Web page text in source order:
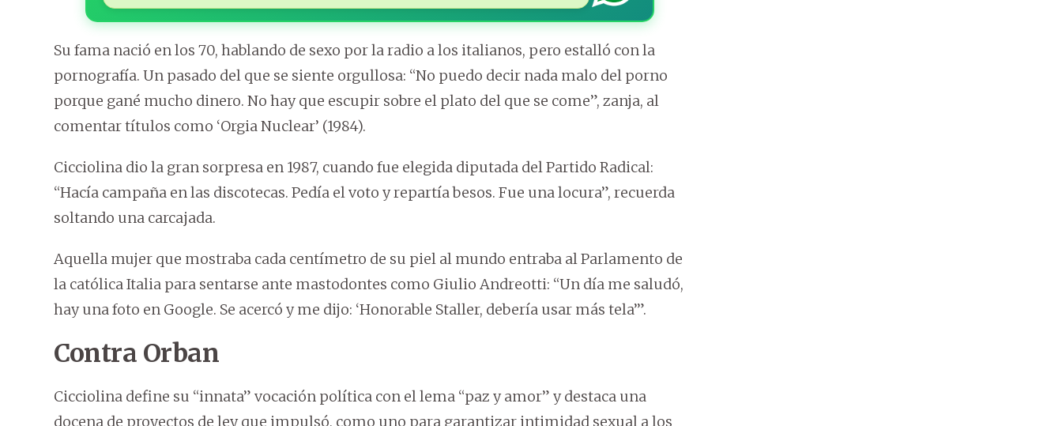
Su fama nació en los 70, hablando de sexo por la radio a los italianos, pero estalló con la
pornografía. Un pasado del que se siente orgullosa: “No puedo decir nada malo del porno
porque gané mucho dinero. No hay que escupir sobre el plato del que se come”, zanja, al
comentar títulos como ‘Orgia Nuclear’ (1984).
Cicciolina dio la gran sorpresa en 1987, cuando fue elegida diputada del Partido Radical:
“Hacía campaña en las discotecas. Pedía el voto y repartía besos. Fue una locura”, recuerda
soltando una carcajada.
Aquella mujer que mostraba cada centímetro de su piel al mundo entraba al Parlamento de
la católica Italia para sentarse ante mastodontes como Giulio Andreotti: “Un día me saludó,
hay una foto en Google. Se acercó y me dijo: ‘Honorable Staller, debería usar más tela’”.
Contra Orban
Cicciolina define su “innata” vocación política con el lema “paz y amor” y destaca una
docena de proyectos de ley que impulsó, como uno para garantizar intimidad sexual a los